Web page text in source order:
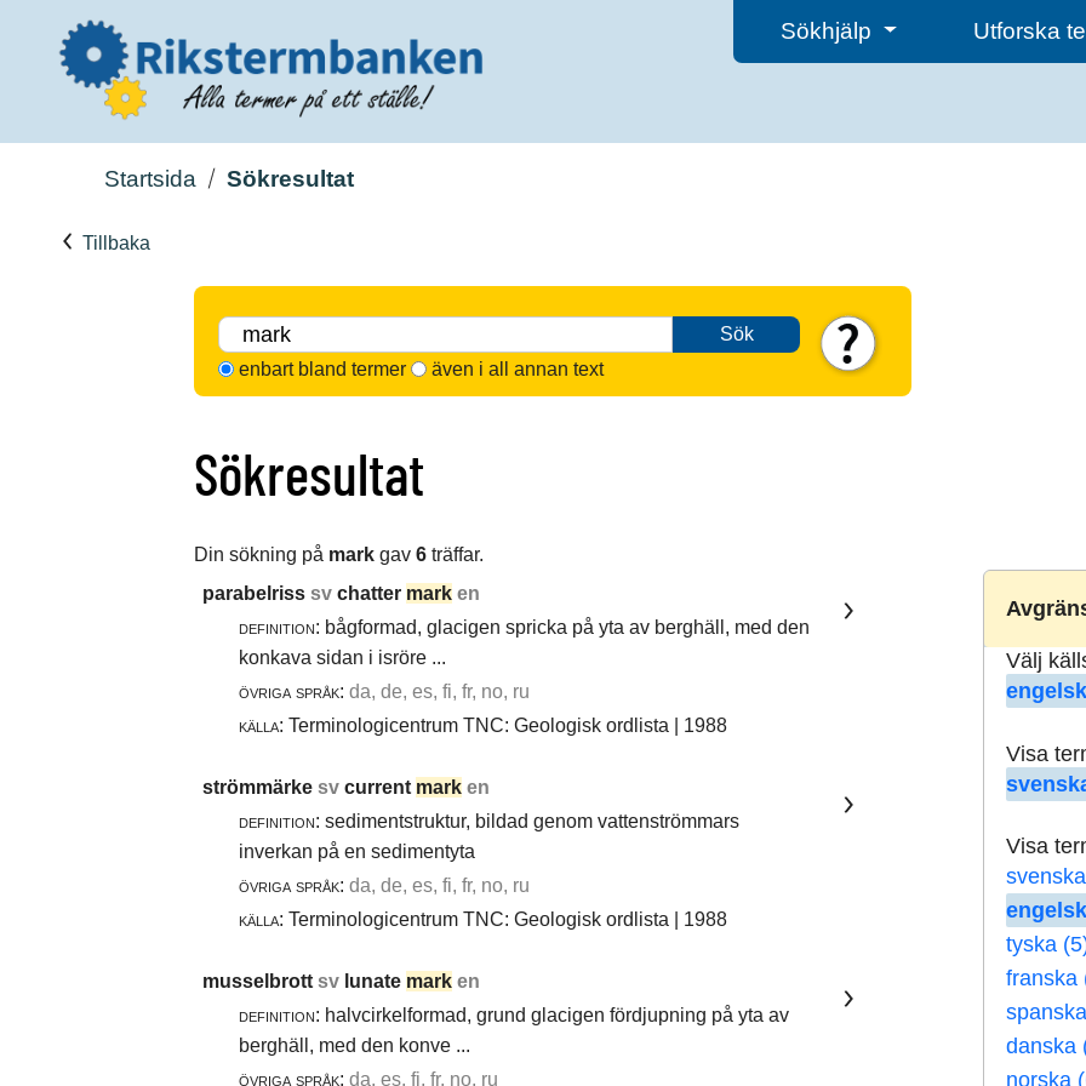
Sökhjälp Utforska
Startsida Sökresultat
Tillbaka
Sök
enbart bland termer
även i all annan text
Sökresultat
Din sökning på mark gav 6 träffar.
Välj
Visa
Visa
tyska
franska
danska
norska
parabelriss sv chatter mark en
definition: bågformad, glacigen spricka på yta av berghäll, med den
konkava sidan i isröre ...
övriga språk: da, de, es, fi, fr, no, ru
källa: Terminologicentrum TNC: Geologisk ordlista | 1988
strömmärke sv current mark en
definition: sedimentstruktur, bildad genom vattenströmmars
inverkan på en sedimentyta
övriga språk: da, de, es, fi, fr, no, ru
källa: Terminologicentrum TNC: Geologisk ordlista | 1988
musselbrott sv lunate mark en
definition: halvcirkelformad, grund glacigen fördjupning på yta av
berghäll, med den konve ...
övriga språk: da, es, fi, fr, no, ru